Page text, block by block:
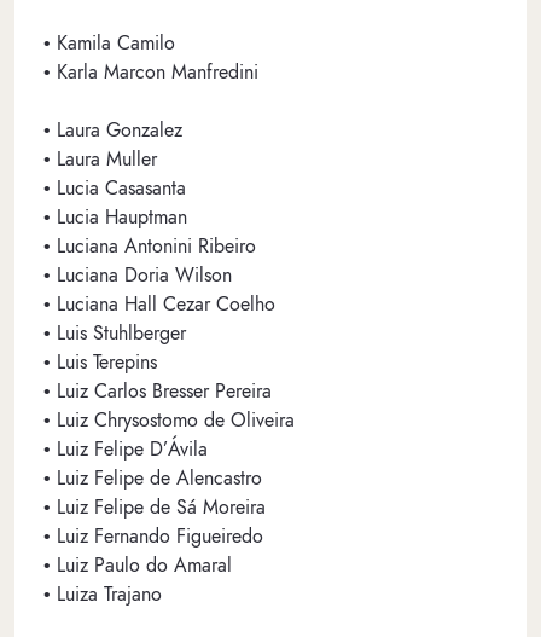
• Kamila Camilo
• Karla Marcon Manfredini
• Laura Gonzalez
• Laura Muller
• Lucia Casasanta
• Lucia Hauptman
• Luciana Antonini Ribeiro
• Luciana Doria Wilson
• Luciana Hall Cezar Coelho
• Luis Stuhlberger
• Luis Terepins
• Luiz Carlos Bresser Pereira
• Luiz Chrysostomo de Oliveira
• Luiz Felipe D’Ávila
• Luiz Felipe de Alencastro
• Luiz Felipe de Sá Moreira
• Luiz Fernando Figueiredo
• Luiz Paulo do Amaral
• Luiza Trajano